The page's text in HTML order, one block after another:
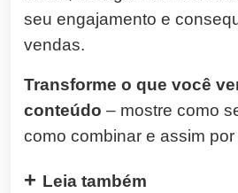
seu engajamento e
vendas.
Transforme o que você
conteúdo – mostre como
como combinar e assim por
+ Leia também